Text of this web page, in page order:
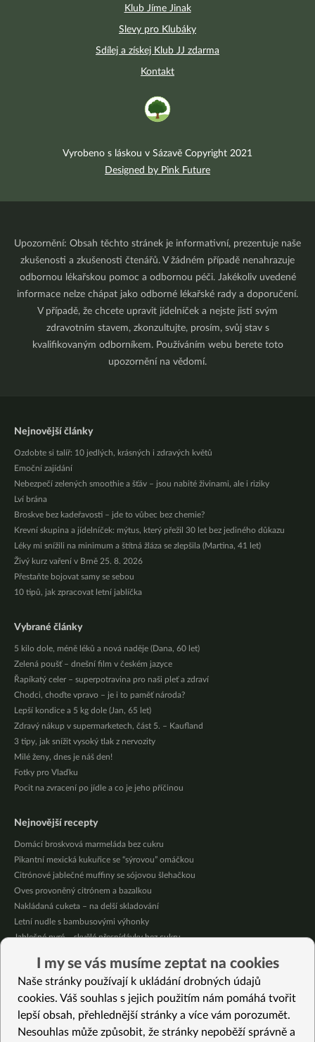
Klub Jíme Jinak
Slevy pro Klubáky
Sdílej a získej Klub JJ zdarma
Kontakt
Vyrobeno s láskou v Sázavě Copyright 2021
Designed by Pink Future
Upozornění: Obsah těchto stránek je informativní, prezentuje naše
zkušenosti a zkušenosti čtenářů. V žádném případě nenahrazuje
odbornou lékařskou pomoc a odbornou péči. Jakékoliv uvedené
informace nelze chápat jako odborné lékařské rady a doporučení.
V případě, že chcete upravit jídelníček a nejste jistí svým
zdravotním stavem, zkonzultujte, prosím, svůj stav s
kvalifikovaným odborníkem. Používáním webu berete toto
upozornění na vědomí.
Nejnovější články
Ozdobte si talíř: 10 jedlých, krásných i zdravých květů
Emoční zajídání
Nebezpečí zelených smoothie a šťáv – jsou nabité živinami, ale i riziky
Lví brána
Broskve bez kadeřavosti – jde to vůbec bez chemie?
Krevní skupina a jídelníček: mýtus, který přežil 30 let bez jediného důkazu
Léky mi snížili na minimum a štítná žláza se zlepšila (Martina, 41 let)
Živý kurz vaření v Brně 25. 8. 2026
Přestaňte bojovat samy se sebou
10 tipů, jak zpracovat letní jablíčka
Vybrané články
5 kilo dole, méně léků a nová naděje (Dana, 60 let)
Zelená poušť – dnešní film v českém jazyce
Řapíkatý celer – superpotravina pro naši pleť a zdraví
Chodci, choďte vpravo – je i to paměť národa?
Lepší kondice a 5 kg dole (Jan, 65 let)
Zdravý nákup v supermarketech, část 5. – Kaufland
3 tipy, jak snížit vysoký tlak z nervozity
Milé ženy, dnes je náš den!
Fotky pro Vlaďku
Pocit na zvracení po jídle a co je jeho příčinou
Nejnovější recepty
Domácí broskvová marmeláda bez cukru
Pikantní mexická kukuřice se “sýrovou” omáčkou
Citrónové jablečné muffiny se sójovou šlehačkou
Oves provoněný citrónem a bazalkou
Nakládaná cuketa – na delší skladování
Letní nudle s bambusovými výhonky
Jablečné pyré – skvělé přesnídávky bez cukru
Nakládaná cuketa – kvašáky
Mrkvovo-dýňová krémová polévka
Vybrané recepty
I my se vás musíme zeptat na cookies
Naše stránky používají k ukládání drobných údajů
cookies. Váš souhlas s jejich použitím nám pomáhá tvořit
lepší obsah, přehlednější stránky a více vám porozumět.
Nesouhlas může způsobit, že stránky nepoběží správně a